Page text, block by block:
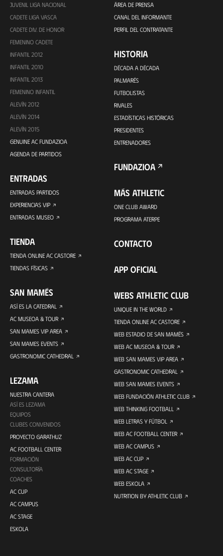
JUVENIL LIGA NACIONAL
CADETE LIGA VASCA
CADETE DIV. DE HONOR
FEMENINO CADETE
INFANTIL 2012
INFANTIL 2010
INFANTIL 2013
FEMENINO INFANTIL
ALEVÍN 2012
ALEVÍN 2014
ALEVÍN 2015
GENUINE AC FUNDAZIOA
AGENDA DE PARTIDOS
ENTRADAS
ENTRADAS PARTIDOS
EXPERIENCIAS VIP
ENTRADAS MUSEO
TIENDA
TIENDA ONLINE AC CASTORE
TIENDAS FÍSICAS
SAN MAMÉS
ASÍ ES LA CATEDRAL
AC MUSEOA & TOUR
SAN MAMES VIP AREA
SAN MAMES EVENTS
GASTRONOMIC CATHEDRAL
LEZAMA
NUESTRA CANTERA
ASÍ ES LEZAMA
EQUIPOS
CLUBES CONVENIDOS
PROYECTO GARATHUZ
AC FOOTBALL CENTER
FORMACIÓN
CONSULTORÍA
COACHES
AC CUP
AC CAMPUS
AC STAGE
ESKOLA
ÁREA DE PRENSA
CANAL DEL INFORMANTE
PERFIL DEL CONTRATANTE
HISTORIA
DÉCADA A DÉCADA
PALMARÉS
FUTBOLISTAS
RIVALES
ESTADÍSTICAS HISTÓRICAS
PRESIDENTES
ENTRENADORES
FUNDAZIOA
MÁS ATHLETIC
ONE CLUB AWARD
PROGRAMA ATERPE
CONTACTO
APP OFICIAL
WEBS ATHLETIC CLUB
UNIQUE IN THE WORLD
TIENDA ONLINE AC CASTORE
WEB ESTADIO DE SAN MAMÉS
WEB AC MUSEOA & TOUR
WEB SAN MAMES VIP AREA
GASTRONOMIC CATHEDRAL
WEB SAN MAMES EVENTS
WEB FUNDACIÓN ATHLETIC CLUB
WEB THINKING FOOTBALL
WEB LETRAS Y FÚTBOL
WEB AC FOOTBALL CENTER
WEB AC CAMPUS
WEB AC CUP
WEB AC STAGE
WEB ESKOLA
NUTRITION BY ATHLETIC CLUB